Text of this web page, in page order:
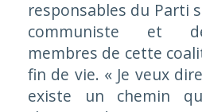
responsables du Parti
communiste et
membres de cette
fin de vie. « Je veux
existe un chemin